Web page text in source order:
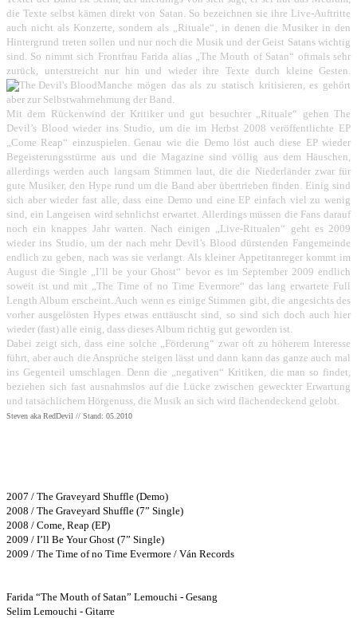
die Texte selbst kämen direkt von Satan. So bezeichnen sie ihre Live-Auftritte
auch nicht als Konzerte, sondern als „Rituale“, in denen die Musiker in den
Hintergrund treten sollen und nur noch die Musik und der Geist Satans wichtig
sind. So nimmt sich Frontfrau Farida alias „The Mouth of Satan“ oftmals sehr
zurück, unterstreicht nur hin und wieder ihre Texte durch kleine Gesten.
Manche mögen das als zu statisch kritisieren, es gehört
aber zur Selbstwahrnehmung der Band.
Mit dem Rückenwind der Kritiker und gut besuchter „Rituale“ gehen The
Devil’s Blood wieder ins Studio, um die im Herbst 2008 veröffentlichte EP
„Come Reap“ einzuspielen. Genau wie die Demo löst auch diese EP wieder
Begeisterungsstürme aus und die Magazine sind völlig aus dem Häuschen,
allerdings werden auch langsam Stimmen laut, die die Niederländer zwar für
gute Musiker, den Hype rund um die Band aber übertrieben finden. Einig sind
sich aber wieder fast alle, dass eine Demo und eine EP einfach viel zu wenig
sind, ein Langeisen wird sehnlichst erwartet. Allerdings müssen die Fans darauf
noch ein knappes Jahr warten. Nach einigen „Live-Ritualen“ geht es 2009
wieder ins Studio, um der nach mehr Devil’s Blood dürstenden Fangemeinde
endlich zu geben, nach was sie verlangt. Als kleiner Appetitanreger kommt im
August die Single „I’ll be your Ghost“ bevor es im September 2009 endlich
soweit ist und mit „The Time of no Time Evermore“ das lang erwartete Full
Length Album erscheint. Auch wenn es einige Stimmen gibt, die angesichts des
vorher ausgelösten Hypes etwas enttäuscht sind, so sind sich doch auch hier
wieder (fast) alle einig, dass dieses Album richtig gut geworden ist.
Dabei zeigt sich, dass eine solche „Förderung“ zwar oft zu höherem Interesse
führt, aber auch die Ansprüche steigen lässt und dann kann das ganze auch mal
ins Gegenteil umschlagen. Denn die „negativen“ Kritiken, die man so findet,
beziehen sich fast ausnahmslos auf die Lücke zwischen geweckter Erwartung
und tatsächlichem Hörgenuss, die Musik an sich wird flächendeckend gelobt.
Steven aka RedDevil // Stand: 05.2010
2007 / The Graveyard Shuffle (Demo)
2008 / The Graveyard Shuffle (7” Single)
2008 / Come, Reap (EP)
2009 / I’ll Be Your Ghost (7” Single)
2009 / The Time of no Time Evermore / Ván Records
Farida “The Mouth of Satan” Lemouchi - Gesang
Selim Lemouchi - Gitarre